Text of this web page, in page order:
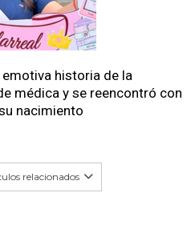
emotiva historia de la
médica y se reencontró con
nacimiento
relacionados